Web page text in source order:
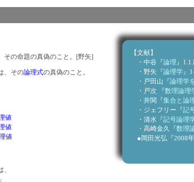
その命題の真偽のこと。[野矢]
、その論理式の真偽のこと。
値
値
値
、
【文献】
・中谷『論理 』
・野矢『論理学』
・戸田山『論理学
・戸次 『数理論理
・井関『集合と論
・ジェフリー『記
・清水『記号論理
・高崎金久『数理
●岡田光弘『2008